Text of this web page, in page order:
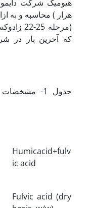
هزار ) محاسبه و به
(مرحله
جدول 1-
Humicacid+fulv
ic acid
Fulvic acid (dry